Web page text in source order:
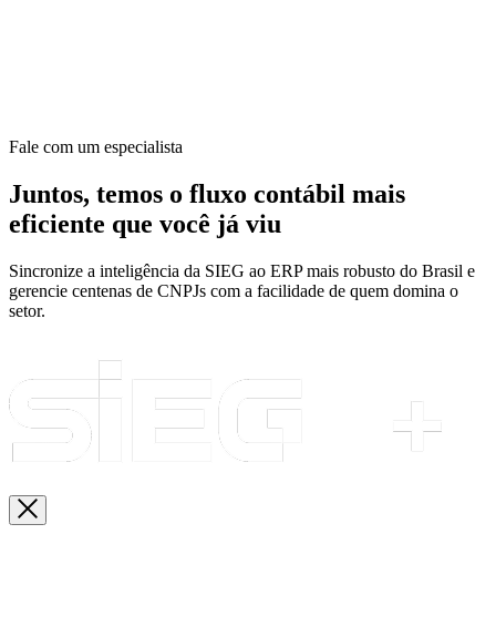
Fale com um especialista
Juntos, temos o fluxo contábil mais
eficiente que você já viu
Sincronize a inteligência da SIEG ao ERP mais robusto do Brasil e
gerencie centenas de CNPJs com a facilidade de quem domina o
setor.